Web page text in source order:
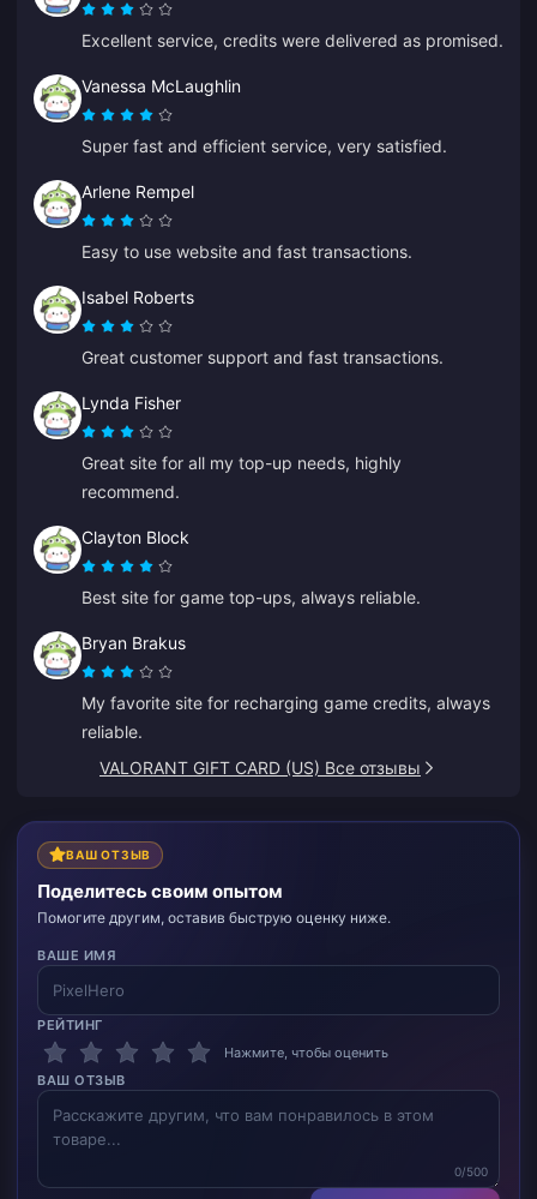
Excellent service, credits were delivered as promised.
Vanessa McLaughlin
Super fast and efficient service, very satisfied.
Arlene Rempel
Easy to use website and fast transactions.
Isabel Roberts
Great customer support and fast transactions.
Lynda Fisher
Great site for all my top-up needs, highly
recommend.
Clayton Block
Best site for game top-ups, always reliable.
Bryan Brakus
My favorite site for recharging game credits, always
reliable.
VALORANT GIFT CARD (US) Все отзывы
ВАШ ОТЗЫВ
Поделитесь своим опытом
Помогите другим, оставив быструю оценку ниже.
ВАШЕ ИМЯ
РЕЙТИНГ
Нажмите, чтобы оценить
ВАШ ОТЗЫВ
0/500